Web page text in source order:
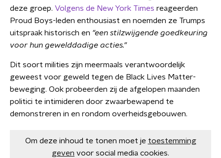
deze groep. Volgens de New York Times reageerden
Proud Boys-leden enthousiast en noemden ze Trumps
uitspraak historisch en "een stilzwijgende goedkeuring
voor hun gewelddadige acties."
Dit soort milities zijn meermaals verantwoordelijk
geweest voor geweld tegen de Black Lives Matter-
beweging. Ook probeerden zij de afgelopen maanden
politici te intimideren door zwaarbewapend te
demonstreren in en rondom overheidsgebouwen.
Om deze inhoud te tonen moet je toestemming
geven voor social media cookies.